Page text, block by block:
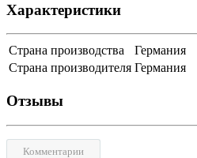
Характеристики
Страна производства
Германия
Страна производителя Германия
Отзывы
Комментарии